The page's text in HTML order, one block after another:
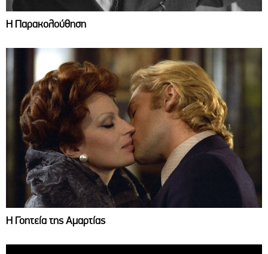
Η Παρακολούθηση
Η Γοητεία της Αμαρτίας